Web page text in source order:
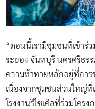
“ตอนนี้เรามีชุมชนที่เข้าร่
ระยอง จันทบุรี นครศรีธร
ความท้าทายหลักอยู่ที่การ
เนื่องจากชุมชนส่วนใหญ่ที่
โรงงานรีไซเคิลที่ร่วมโคร